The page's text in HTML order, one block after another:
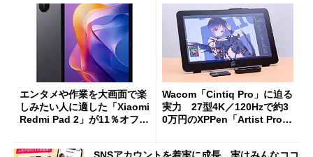
エンタメや作業を大画面で楽
しみたい人に適した「Xiaomi
Redmi Pad 2」が11％オフの
Wacom「Cintiq Pro」に迫る
実力 27型4K／120Hzで約3
0万円のXPPen「Artist Pro 2